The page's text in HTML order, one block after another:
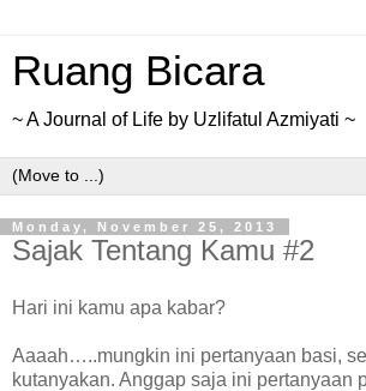
Ruang Bicara
~ A Journal of Life by Uzlifatul Azmiyati ~
Monday, November 25, 2013
Sajak Tentang Kamu #2
Hari ini kamu apa kabar?
Aaaah…..mungkin ini pertanyaan basi,
kutanyakan. Anggap saja ini pertanyaan